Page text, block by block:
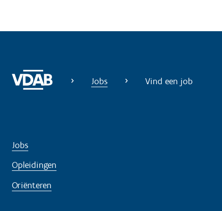
Jobs Vind een job
Jobs
Opleidingen
Oriënteren